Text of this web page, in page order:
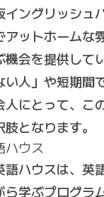
ングリッシュ
アットホームな
機会を提供して
い人」や短期間
人にとって、こ
となります。
ハウス
ハウスは、英
ら学ぶプログラ